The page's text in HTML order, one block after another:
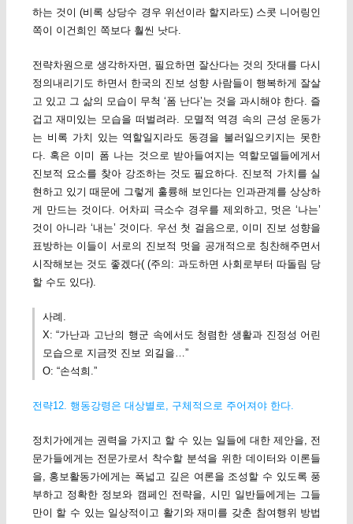
하는 것이 (비록 상당수 경우 위선이라 할지라도) 스콧 니어링인
쪽이 이건희인 쪽보다 훨씬 낫다.
전략차원으로 생각하자면, 필요하면 잘산다는 것의 잣대를 다시
정의내리기도 하면서 한국의 진보 성향 사람들이 행복하게 잘살
고 있고 그 삶의 모습이 무척 ‘폼 난다’는 것을 과시해야 한다. 즐
겁고 재미있는 모습을 떠벌려라. 모멸적 역경 속의 근성 운동가
는 비록 가치 있는 역할일지라도 동경을 불러일으키지는 못한
다. 혹은 이미 폼 나는 것으로 받아들여지는 역할모델들에게서
진보적 요소를 찾아 강조하는 것도 필요하다. 진보적 가치를 실
현하고 있기 때문에 그렇게 훌륭해 보인다는 인과관계를 상상하
게 만드는 것이다. 어차피 극소수 경우를 제외하고, 멋은 ‘나는’
것이 아니라 ‘내는’ 것이다. 우선 첫 걸음으로, 이미 진보 성향을
표방하는 이들이 서로의 진보적 멋을 공개적으로 칭찬해주면서
시작해보는 것도 좋겠다( (주의: 과도하면 사회로부터 따돌림 당
할 수도 있다).
사례.
X: “가난과 고난의 행군 속에서도 청렴한 생활과 진정성 어린
모습으로 지금껏 진보 외길을…”
O: “손석희.”
전략12. 행동강령은 대상별로, 구체적으로 주어져야 한다.
정치가에게는 권력을 가지고 할 수 있는 일들에 대한 제안을, 전
문가들에게는 전문가로서 착수할 분석을 위한 데이터와 이론들
을, 홍보활동가에게는 폭넓고 깊은 여론을 조성할 수 있도록 풍
부하고 정확한 정보와 캠페인 전략을, 시민 일반들에게는 그들
만이 할 수 있는 일상적이고 활기와 재미를 갖춘 참여행위 방법